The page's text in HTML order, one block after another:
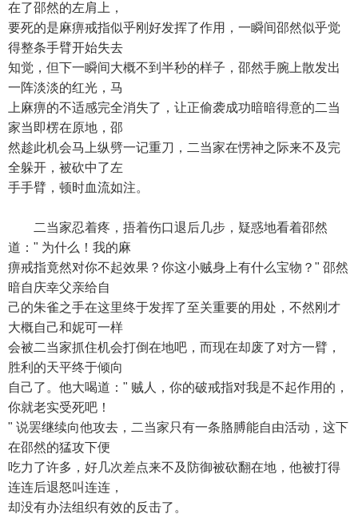
在了邵然的左肩上，
要死的是麻痹戒指似乎刚好发挥了作用，一瞬间邵然似乎觉
得整条手臂开始失去
知觉，但下一瞬间大概不到半秒的样子，邵然手腕上散发出
一阵淡淡的红光，马
上麻痹的不适感完全消失了，让正偷袭成功暗暗得意的二当
家当即楞在原地，邵
然趁此机会马上纵劈一记重刀，二当家在愣神之际来不及完
全躲开，被砍中了左
手手臂，顿时血流如注。
二当家忍着疼，捂着伤口退后几步，疑惑地看着邵然
道：" 为什么！我的麻
痹戒指竟然对你不起效果？你这小贼身上有什么宝物？" 邵然
暗自庆幸父亲给自
己的朱雀之手在这里终于发挥了至关重要的用处，不然刚才
大概自己和妮可一样
会被二当家抓住机会打倒在地吧，而现在却废了对方一臂，
胜利的天平终于倾向
自己了。他大喝道：" 贼人，你的破戒指对我是不起作用的，
你就老实受死吧！
" 说罢继续向他攻去，二当家只有一条胳膊能自由活动，这下
在邵然的猛攻下便
吃力了许多，好几次差点来不及防御被砍翻在地，他被打得
连连后退怒叫连连，
却没有办法组织有效的反击了。